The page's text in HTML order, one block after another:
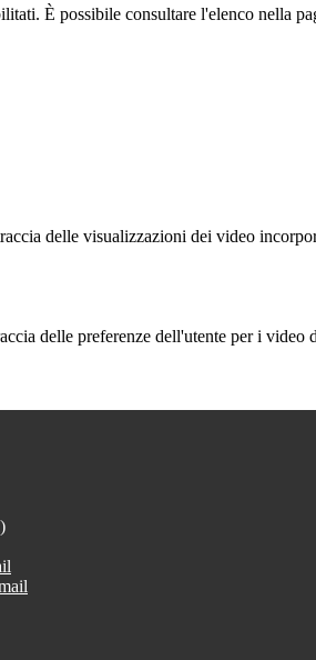
È possibile consultare l'elenco nella
delle visualizzazioni dei video
delle preferenze dell'utente per i